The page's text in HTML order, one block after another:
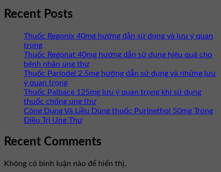
Recent Posts
Thuốc Regonix 40mg hướng dẫn sử dụng và lưu ý quan
trọng
Thuốc Regonat 40mg hướng dẫn sử dụng hiệu quả cho
bệnh nhân ung thư
Thuốc Parlodel 2.5mg hướng dẫn sử dụng và những lưu
ý quan trọng
Thuốc Palbace 125mg lưu ý quan trọng khi sử dụng
thuốc chống ung thư
Công Dụng Và Liều Dùng thuốc Purinethol 50mg Trong
Điều Trị Ung Thư
Recent Comments
Không có bình luận nào để hiển thị.